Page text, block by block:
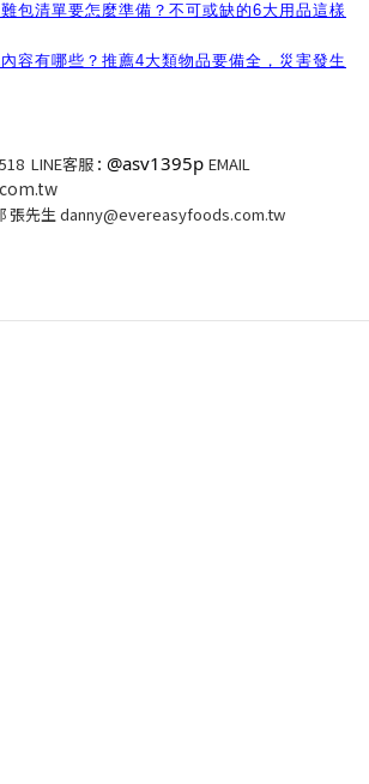
包清單要怎麼準備？不可或缺的6大用品這樣
容有哪些？推薦4大類物品要備全，災害發生
LINE客服 : @asv1395p EMAIL
張先生 danny@evereasyfoods.com.tw